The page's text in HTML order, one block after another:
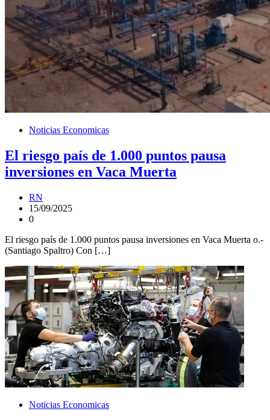
Noticias Economicas
El riesgo país de 1.000 puntos pausa
inversiones en Vaca Muerta
RN
15/09/2025
0
El riesgo país de 1.000 puntos pausa inversiones en Vaca Muerta o.-
(Santiago Spaltro) Con […]
Noticias Economicas